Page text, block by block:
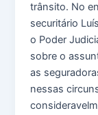
trânsito. No
securitário
o Poder
sobre o
as
nessas